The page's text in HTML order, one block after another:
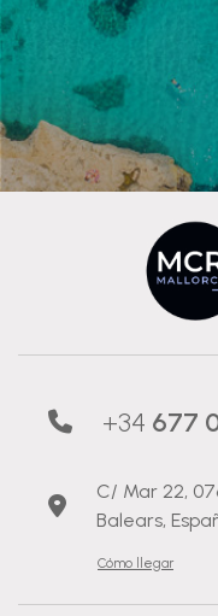
+34 677
C/ Mar 22,
Balears,
Cómo llegar